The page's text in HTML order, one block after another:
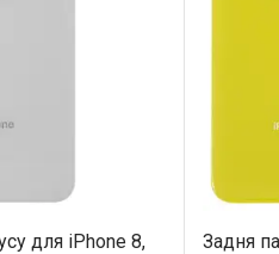
для iPhone 8,
Задня